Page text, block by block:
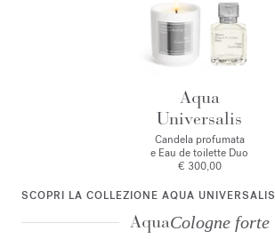
Aqua
Universalis
Candela profumata
e Eau de toilette Duo
€ 300,00
SCOPRI LA COLLEZIONE AQUA UNIVERSALIS
AquaCologne forte